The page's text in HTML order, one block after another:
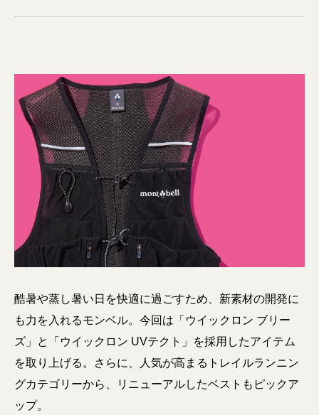
酷暑や蒸し暑い日を快適に過ごすため、新素材の開発に
も力を入れるモンベル。今回は「ウイックロン ブリー
ズ」と「ウイックロン UVテクト」を採用したアイテム
を取り上げる。さらに、人気が高まるトレイルランニン
グカテゴリーから、リニューアルしたベストもピックア
ップ。